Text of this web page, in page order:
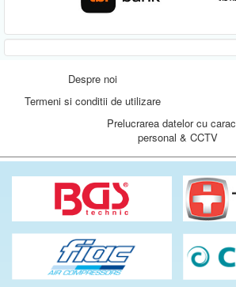
Despre noi
Termeni si conditii de utilizare
Prelucrarea datelor cu
personal & CCTV